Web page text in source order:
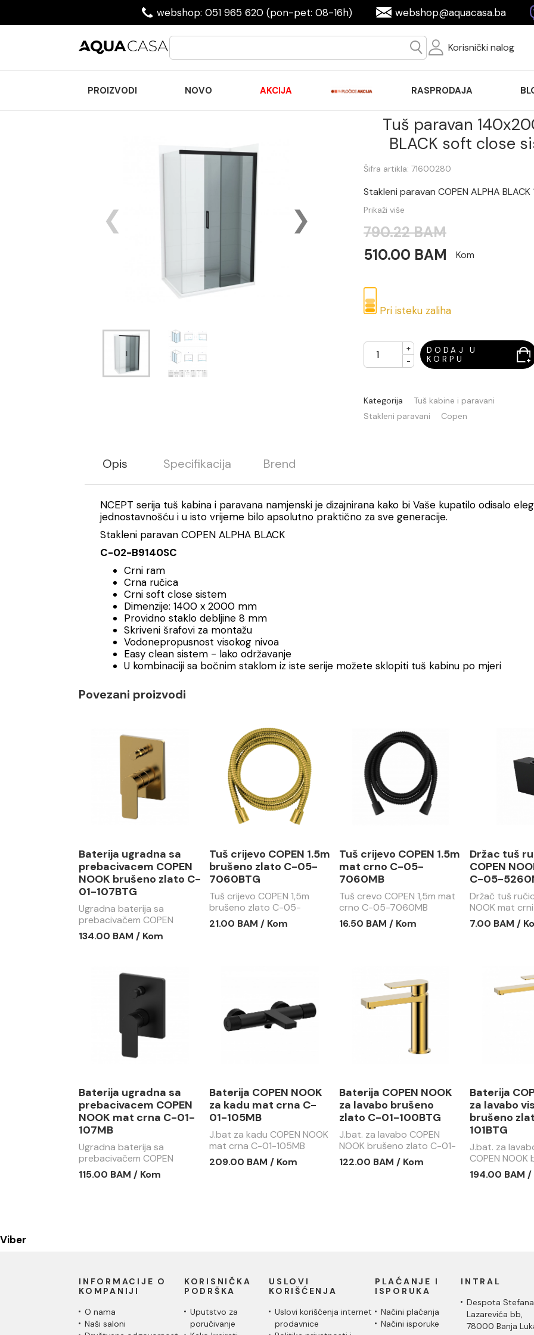
webshop: 051 965 620 (pon-pet: 08-16h) webshop@aquacasa.ba
Korisnički nalog
PROIZVODI NOVO AKCIJA RASPRODAJA
Tuš paravan
BLACK soft close
Šifra artikla: 71600280
Stakleni paravan COPEN ALPHA
Prikaži više
790.22 BAM
510.00 BAM
Kom
Pri isteku zaliha
+
-
DODAJ U
KORPU
Kategorija
Tuš kabine i paravani
Stakleni paravani
Copen
Opis Specifikacija Brend
NCEPT serija tuš kabina i paravana namjenski je dizajnirana kako bi Vaše kupatilo odisalo
jednostavnošću i u isto vrijeme bilo apsolutno praktično za sve generacije.
Stakleni paravan COPEN ALPHA BLACK
C-02-B9140SC
Crni ram
Crna ručica
Crni soft close sistem
Dimenzije: 1400 x 2000 mm
Providno staklo debljine 8 mm
Skriveni šrafovi za montažu
Vodonepropusnost visokog nivoa
Easy clean sistem - lako održavanje
U kombinaciji sa bočnim staklom iz iste serije možete sklopiti tuš kabinu po mjeri
Povezani proizvodi
Baterija ugradna sa
prebacivacem COPEN
NOOK brušeno zlato C-
01-107BTG
Ugradna baterija sa
prebacivačem COPEN
NOOK brušeno zlato C-01-
107BTG
134.00 BAM / Kom
Tuš crijevo COPEN 1.5m
brušeno zlato C-05-
7060BTG
Tuš crijevo COPEN 1,5m
brušeno zlato C-05-
7060BTG
21.00 BAM / Kom
Tuš crijevo COPEN 1.5m
mat crno C-05-
7060MB
Tuš crevo COPEN 1,5m mat
crno C-05-7060MB
16.50 BAM / Kom
Držac tuš
COPEN
C-05-
Držač tuš
NOOK mat
5260MB
7.00 BAM /
Baterija ugradna sa
prebacivacem COPEN
NOOK mat crna C-01-
107MB
Ugradna baterija sa
prebacivačem COPEN
NOOK mat crna C-01-
107MB
115.00 BAM / Kom
Baterija COPEN NOOK
za kadu mat crna C-
01-105MB
J.bat za kadu COPEN NOOK
mat crna C-01-105MB
209.00 BAM / Kom
Baterija COPEN NOOK
za lavabo brušeno
zlato C-01-100BTG
J.bat. za lavabo COPEN
NOOK brušeno zlato C-01-
100BTG
122.00 BAM / Kom
Baterija
za lavabo
brušeno
101BTG
J.bat. za
COPEN
C-01-101BTG
194.00 BAM /
Viber
INFORMACIJE O
KOMPANIJI
O nama
Naši saloni
KORISNIČKA
PODRŠKA
Uputstvo za
poručivanje
USLOVI
KORIŠĆENJA
Uslovi korišćenja internet
prodavnice
PLAĆANJE I
ISPORUKA
Načini plaćanja
Načini isporuke
INTRAL
Despota Stefana
Lazarevića bb,
78000 Banja